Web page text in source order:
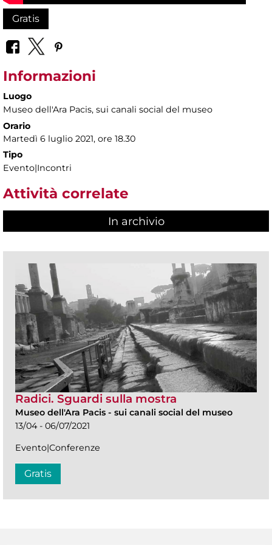
Gratis
Informazioni
Luogo
Museo dell'Ara Pacis, sui canali social del museo
Orario
Martedì 6 luglio 2021, ore 18.30
Tipo
Evento|Incontri
Attività correlate
In archivio
Radici. Sguardi sulla mostra
Museo dell'Ara Pacis - sui canali social del museo
13/04 - 06/07/2021
Evento|Conferenze
Gratis